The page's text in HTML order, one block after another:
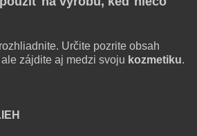
Určite pozrite obsah
ale zájdite aj medzi svoju kozmetiku.